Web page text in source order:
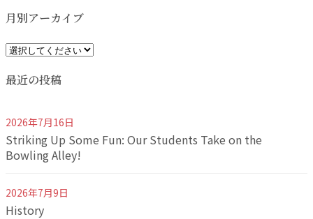
月別アーカイブ
最近の投稿
2026年7月16日
Striking Up Some Fun: Our Students Take on the
Bowling Alley!
2026年7月9日
History